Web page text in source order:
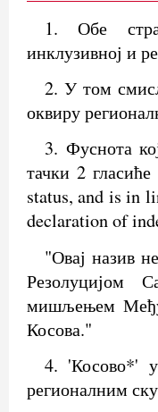
1. Обе
инклузивној и
2. У том
оквиру
3. Фуснота
тачки 2
status, and is in
declaration of
"Овај назив
Резолуцијом
мишљењем
Косова."
4. 'Косово*'
регионалним